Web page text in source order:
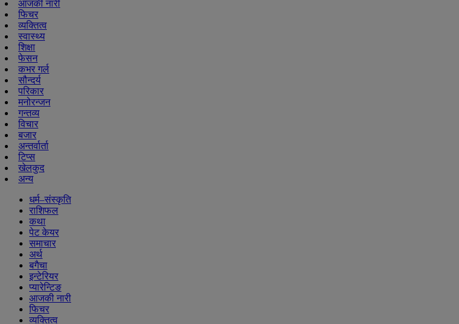
आजकी नारी
फिचर
व्यक्तित्व
स्वास्थ्य
शिक्षा
फेसन
कभर गर्ल
सौन्दर्य
परिकार
मनोरन्जन
गन्तव्य
विचार
बजार
अन्तर्वार्ता
टिप्स
खेलकुद
अन्य
धर्म–संस्कृति
राशिफल
कथा
पेट केयर
समाचार
अर्थ
बगैचा
इन्टेरियर
प्यारेन्टिङ
आजकी नारी
फिचर
व्यक्तित्व